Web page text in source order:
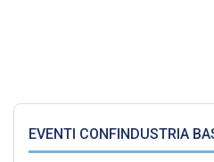
EVENTI CONFINDUSTRIA